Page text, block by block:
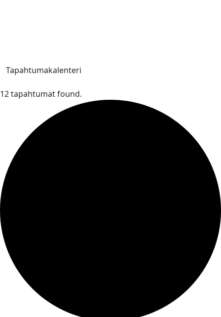
Tapahtumakalenteri
12 tapahtumat found.